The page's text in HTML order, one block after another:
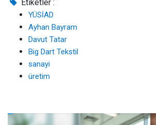
Etiketler :
YÜSİAD
Ayhan Bayram
Davut Tatar
Big Dart Tekstil
sanayi
üretim